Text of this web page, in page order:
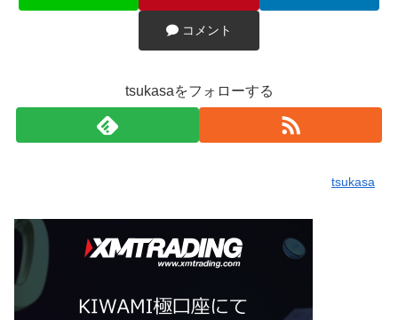
コメント
tsukasaをフォローする
tsukasa